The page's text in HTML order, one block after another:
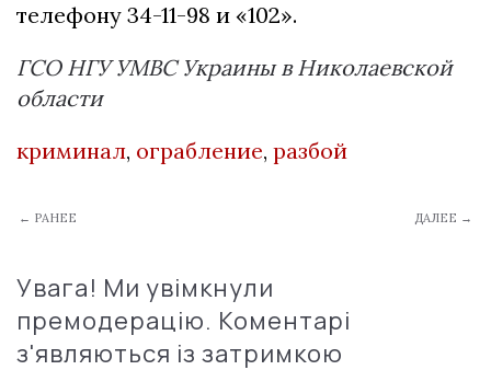
телефону 34-11-98 и «102».
ГСО НГУ УМВС Украины в Николаевской
области
криминал, ограбление, разбой
← РАНЕЕ ДАЛЕЕ →
Увага! Ми увімкнули
премодерацію. Коментарі
з'являються із затримкою